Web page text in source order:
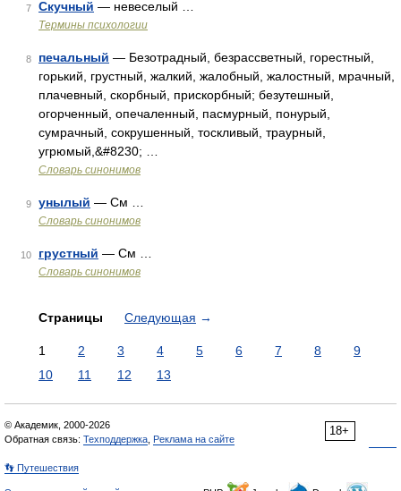
7 Скучный — невеселый …
Термины психологии
8 печальный — Безотрадный, безрассветный, горестный,
горький, грустный, жалкий, жалобный, жалостный, мрачный,
плачевный, скорбный, прискорбный; безутешный,
огорченный, опечаленный, пасмурный, понурый,
сумрачный, сокрушенный, тоскливый, траурный,
угрюмый,&#8230; …
Словарь синонимов
9 унылый — См …
Словарь синонимов
10 грустный — См …
Словарь синонимов
Страницы Следующая →
1 2 3 4 5 6 7 8
9
10
11 12 13
18+
© Академик, 2000-2026
Обратная связь: Техподдержка Реклама на сайте
👣 Путешествия